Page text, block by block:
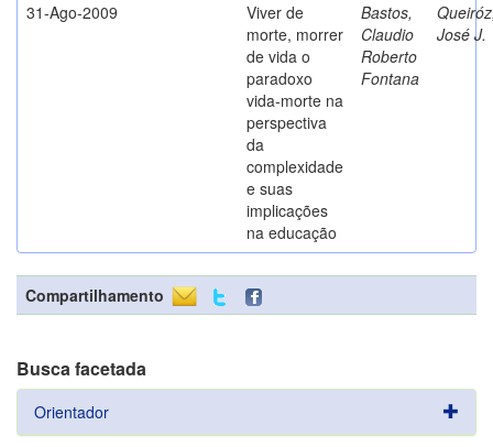
31-Ago-2009
Viver de
morte, morrer
de vida o
paradoxo
vida-morte na
perspectiva
da
complexidade
e suas
implicações
na educação
Bastos,
Claudio
Roberto
Fontana
José J.
Compartilhamento
Busca facetada
Orientador